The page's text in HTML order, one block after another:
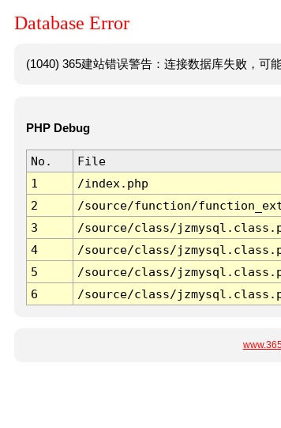
Database Error
(1040) 365建站错误警告：连接数据库失败，可
PHP Debug
No. File
1
/index.php
2
/source/function/
3
/source/class/
4
/source/class/
5
/source/class/
6
/source/class/